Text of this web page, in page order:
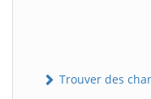
Trouver des